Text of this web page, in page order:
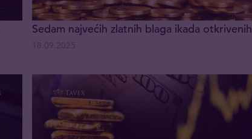
Sedam najvećih zlatnih blaga ikada otkrivenih